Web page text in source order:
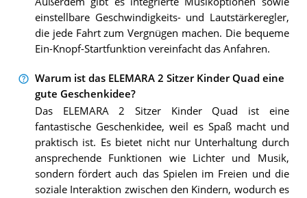
einstellbare Geschwindigkeits- und Lautstärkeregler,
die jede Fahrt zum Vergnügen machen. Die bequeme
Ein-Knopf-Startfunktion vereinfacht das Anfahren.
Warum ist das ELEMARA 2 Sitzer Kinder Quad eine
gute Geschenkidee?
Das ELEMARA 2 Sitzer Kinder Quad ist eine
fantastische Geschenkidee, weil es Spaß macht und
praktisch ist. Es bietet nicht nur Unterhaltung durch
ansprechende Funktionen wie Lichter und Musik,
sondern fördert auch das Spielen im Freien und die
soziale Interaktion zwischen den Kindern, wodurch es